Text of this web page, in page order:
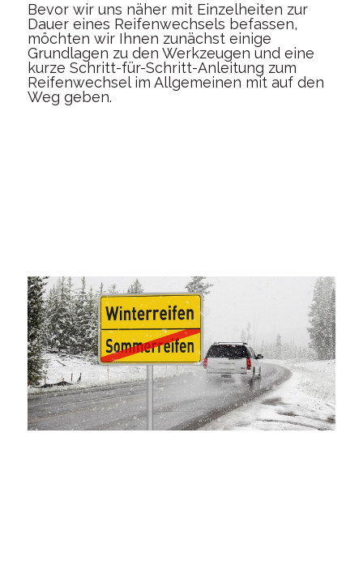
Bevor wir uns näher mit Einzelheiten zur
Dauer eines Reifenwechsels befassen,
möchten wir Ihnen zunächst einige
Grundlagen zu den Werkzeugen und eine
kurze Schritt-für-Schritt-Anleitung zum
Reifenwechsel im Allgemeinen mit auf den
Weg geben.